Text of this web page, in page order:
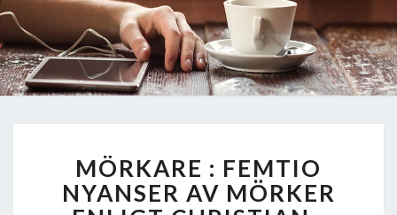
Ö
R
K
MÖRKARE : FEMTIO
NYANSER AV MÖRKER